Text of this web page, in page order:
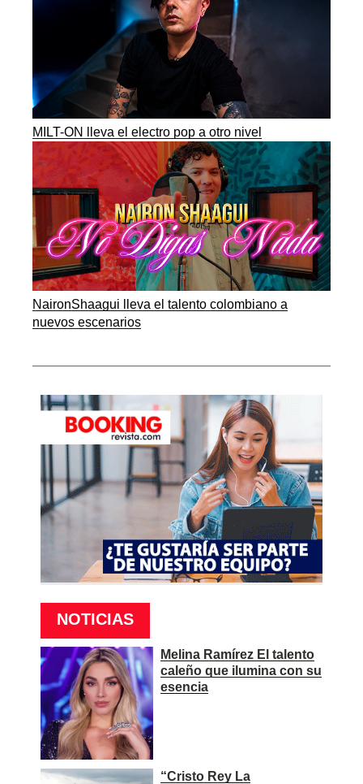
MILT-ON lleva el electro pop a otro nivel
NaironShaagui lleva el talento colombiano a
nuevos escenarios
NOTICIAS
Melina Ramírez El talento
caleño que ilumina con su
esencia
“Cristo Rey La